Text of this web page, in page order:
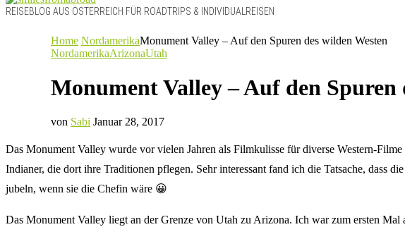
REISEBLOG AUS ÖSTERREICH FÜR ROADTRIPS & INDIVIDUALREISEN
Home NordamerikaMonument Valley – Auf den Spuren des wilden Westen
NordamerikaArizonaUtah
Monument Valley – Auf den Spuren
von Sabi Januar 28, 2017
Das Monument Valley wurde vor vielen Jahren als Filmkulisse für diverse Western-
Indianer, die dort ihre Traditionen pflegen. Sehr interessant fand ich die Tatsache, dass
jubeln, wenn sie die Chefin wäre 😀
Das Monument Valley liegt an der Grenze von Utah zu Arizona. Ich war zum ersten